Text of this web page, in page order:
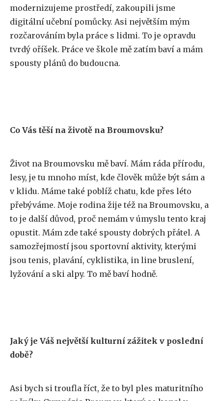
modernizujeme prostředí, zakoupili jsme
digitální učební pomůcky. Asi největším mým
rozčarováním byla práce s lidmi. To je opravdu
tvrdý oříšek. Práce ve škole mě zatím baví a mám
spousty plánů do budoucna.
Co Vás těší na životě na Broumovsku?
Život na Broumovsku mě baví. Mám ráda přírodu,
lesy, je tu mnoho míst, kde člověk může být sám a
v klidu. Máme také poblíž chatu, kde přes léto
přebýváme. Moje rodina žije též na Broumovsku, a
to je další důvod, proč nemám v úmyslu tento kraj
opustit. Mám zde také spousty dobrých přátel. A
samozřejmostí jsou sportovní aktivity, kterými
jsou tenis, plavání, cyklistika, in line bruslení,
lyžování a ski alpy. To mě baví hodně.
Jaký je Váš největší kulturní zážitek v poslední
době?
Asi bych si troufla říct, že to byl ples maturitního